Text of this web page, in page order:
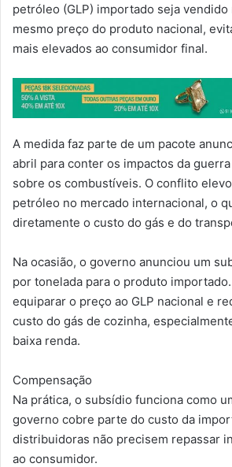
petróleo (GLP) importado seja vendido
mesmo preço do produto nacional,
mais elevados ao consumidor final.
A medida faz parte de um pacote
abril para conter os impactos da
sobre os combustíveis. O conflito
petróleo no mercado internacional, o
diretamente o custo do gás e do
Na ocasião, o governo anunciou um
por tonelada para o produto
equiparar o preço ao GLP nacional e
custo do gás de cozinha,
baixa renda.
Compensação
Na prática, o subsídio funciona como
governo cobre parte do custo da
distribuidoras não precisem repassar
ao consumidor.